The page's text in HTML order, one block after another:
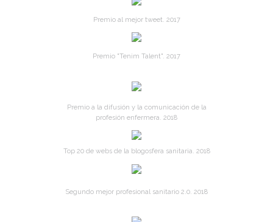
Premio al mejor tweet. 2017
Premio "Tenim Talent". 2017
Premio a la difusión y la comunicación de la
profesión enfermera. 2018
Top 20 de webs de la blogosfera sanitaria. 2018
Segundo mejor profesional sanitario 2.0. 2018